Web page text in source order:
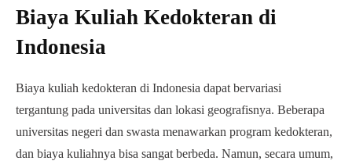
Biaya Kuliah Kedokteran di
Indonesia
Biaya kuliah kedokteran di Indonesia dapat bervariasi
tergantung pada universitas dan lokasi geografisnya. Beberapa
universitas negeri dan swasta menawarkan program kedokteran,
dan biaya kuliahnya bisa sangat berbeda. Namun, secara umum,